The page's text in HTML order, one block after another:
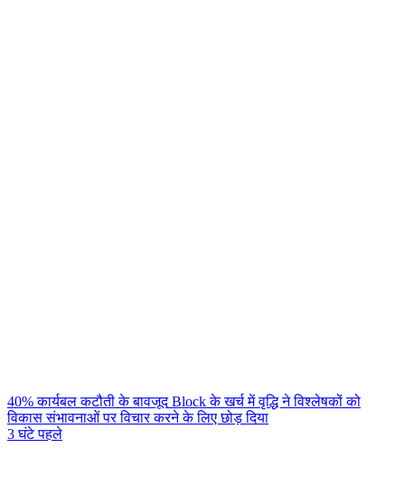
40% कार्यबल कटौती के बावजूद Block के खर्च में वृद्धि ने विश्लेषकों को
विकास संभावनाओं पर विचार करने के लिए छोड़ दिया
3 घंटे पहले